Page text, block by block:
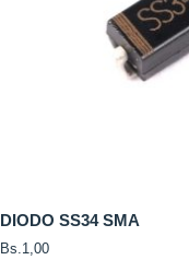
DIODO SS34 SMA
Bs.1,00